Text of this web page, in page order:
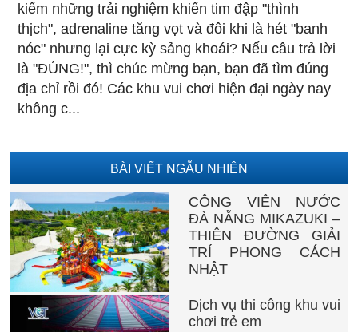
kiếm những trải nghiệm khiến tim đập "thình
thịch", adrenaline tăng vọt và đôi khi là hét "banh
nóc" nhưng lại cực kỳ sảng khoái? Nếu câu trả lời
là "ĐÚNG!", thì chúc mừng bạn, bạn đã tìm đúng
địa chỉ rồi đó! Các khu vui chơi hiện đại ngày nay
không c...
BÀI VIẾT NGẪU NHIÊN
CÔNG VIÊN NƯỚC
ĐÀ NẴNG MIKAZUKI –
THIÊN ĐƯỜNG GIẢI
TRÍ PHONG CÁCH
NHẬT
Dịch vụ thi công khu vui
chơi trẻ em